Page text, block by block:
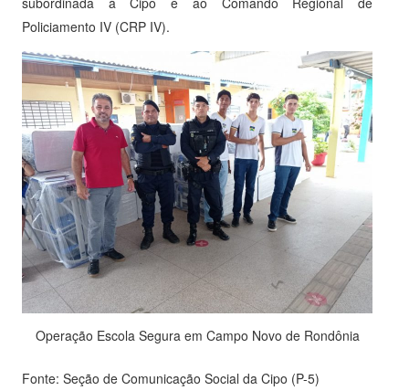
Policiamento IV (CRP IV).
Operação Escola Segura em Campo Novo de Rondônia
Fonte: Seção de Comunicação Social da Cipo (P-5)